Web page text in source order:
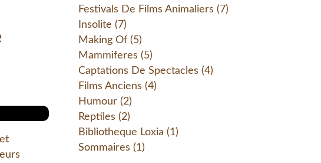
Festivals De Films Animaliers (7)
Insolite (7)
Making Of (5)
Mammiferes (5)
Captations De Spectacles (4)
Films Anciens (4)
Humour (2)
Reptiles (2)
Bibliotheque Loxia (1)
Sommaires (1)